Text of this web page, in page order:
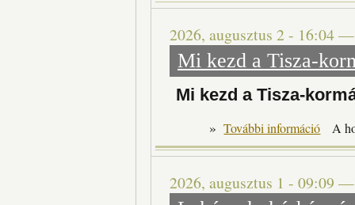
2026, augusztus 2 - 16:04
Mi kezd a Tisza-
Mi kezd a Tisza-
» További információ Mi kezd
A
2026, augusztus 1 - 09:09